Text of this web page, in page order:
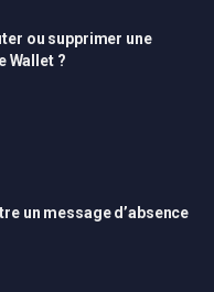
ou supprimer une
Wallet ?
un message d’absence